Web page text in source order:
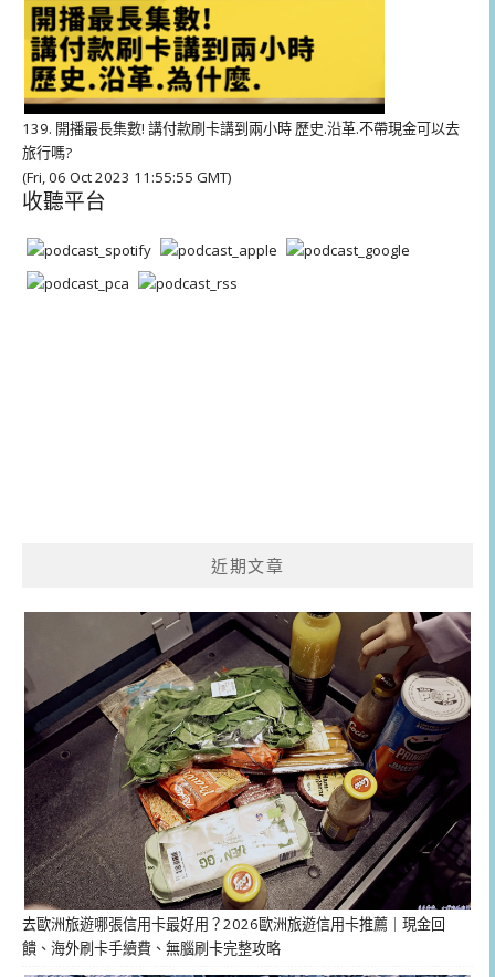
139. 開播最長集數! 講付款刷卡講到兩小時 歷史.沿革.不帶現金可以去
旅行嗎?
(Fri, 06 Oct 2023 11:55:55 GMT)
收聽平台
近期文章
去歐洲旅遊哪張信用卡最好用？2026歐洲旅遊信用卡推薦｜現金回
饋、海外刷卡手續費、無腦刷卡完整攻略